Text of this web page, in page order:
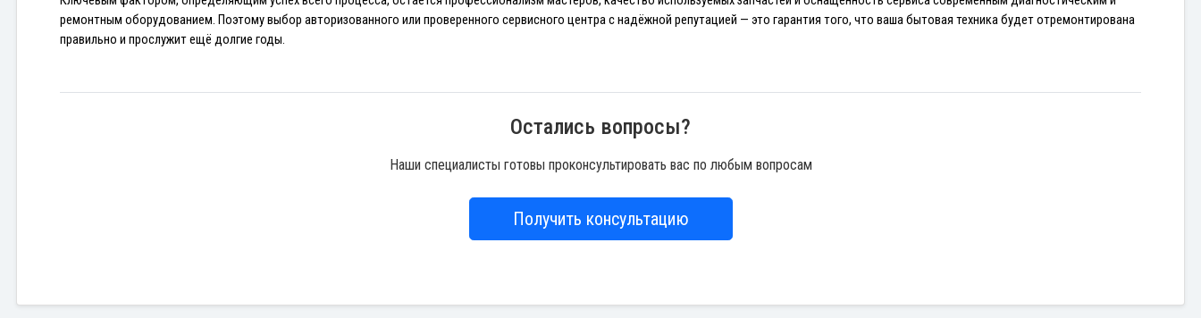
ремонтным оборудованием. Поэтому выбор авторизованного или проверенного сервисного центра с надёжной репутацией — это гарантия того, что ваша бытовая техника будет отремонтирована
правильно и прослужит ещё долгие годы.
Остались вопросы?
Наши специалисты готовы проконсультировать вас по любым вопросам
Получить консультацию